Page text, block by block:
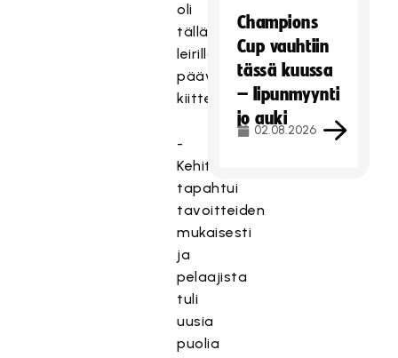
oli
tällä
leirillä,
päävalmentaja
kiittelee.
-
Kehitystä
tapahtui
tavoitteiden
mukaisesti
ja
pelaajista
tuli
uusia
puolia
Champions
Cup vauhtiin
tässä kuussa
– lipunmyynti
jo auki
02.08.2026